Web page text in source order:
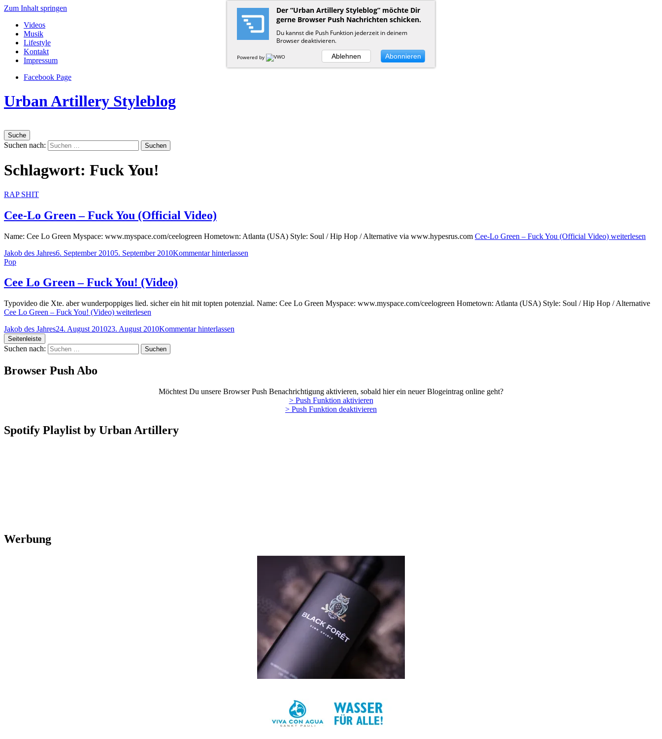
Zum Inhalt springen
Videos
Musik
Lifestyle
Kontakt
Impressum
Facebook Page
Urban Artillery Styleblog
Suche
Suchen nach:
Schlagwort: Fuck You!
RAP SHIT
Cee-Lo Green – Fuck You (Official Video)
Name: Cee Lo Green Myspace: www.myspace.com/ceelogreen Hometown: Atlanta (USA) Style: Soul / Hip Hop / Alternative via www.hypesrus.com Cee-Lo Green – Fuck You (Official Video) weiterlesen
Jakob des Jahres6. September 20105. September 2010Kommentar hinterlassen
Pop
Cee Lo Green – Fuck You! (Video)
Typovideo die Xte. aber wunderpoppiges lied. sicher ein hit mit topten potenzial. Name: Cee Lo Green Myspace: www.myspace.com/ceelogreen Hometown: Atlanta (USA) Style: Soul / Hip Hop / Alternative
Cee Lo Green – Fuck You! (Video) weiterlesen
Jakob des Jahres24. August 201023. August 2010Kommentar hinterlassen
Seitenleiste
Suchen nach:
Browser Push Abo
Möchtest Du unsere Browser Push Benachrichtigung aktivieren, sobald hier ein neuer Blogeintrag online geht?
> Push Funktion aktivieren
> Push Funktion deaktivieren
Spotify Playlist by Urban Artillery
Werbung
Der “Urban Artillery Styleblog” möchte Dir
gerne Browser Push Nachrichten schicken.
Du kannst die Push Funktion jederzeit in deinem
Browser deaktivieren.
Powered by Ablehnen Abonnieren